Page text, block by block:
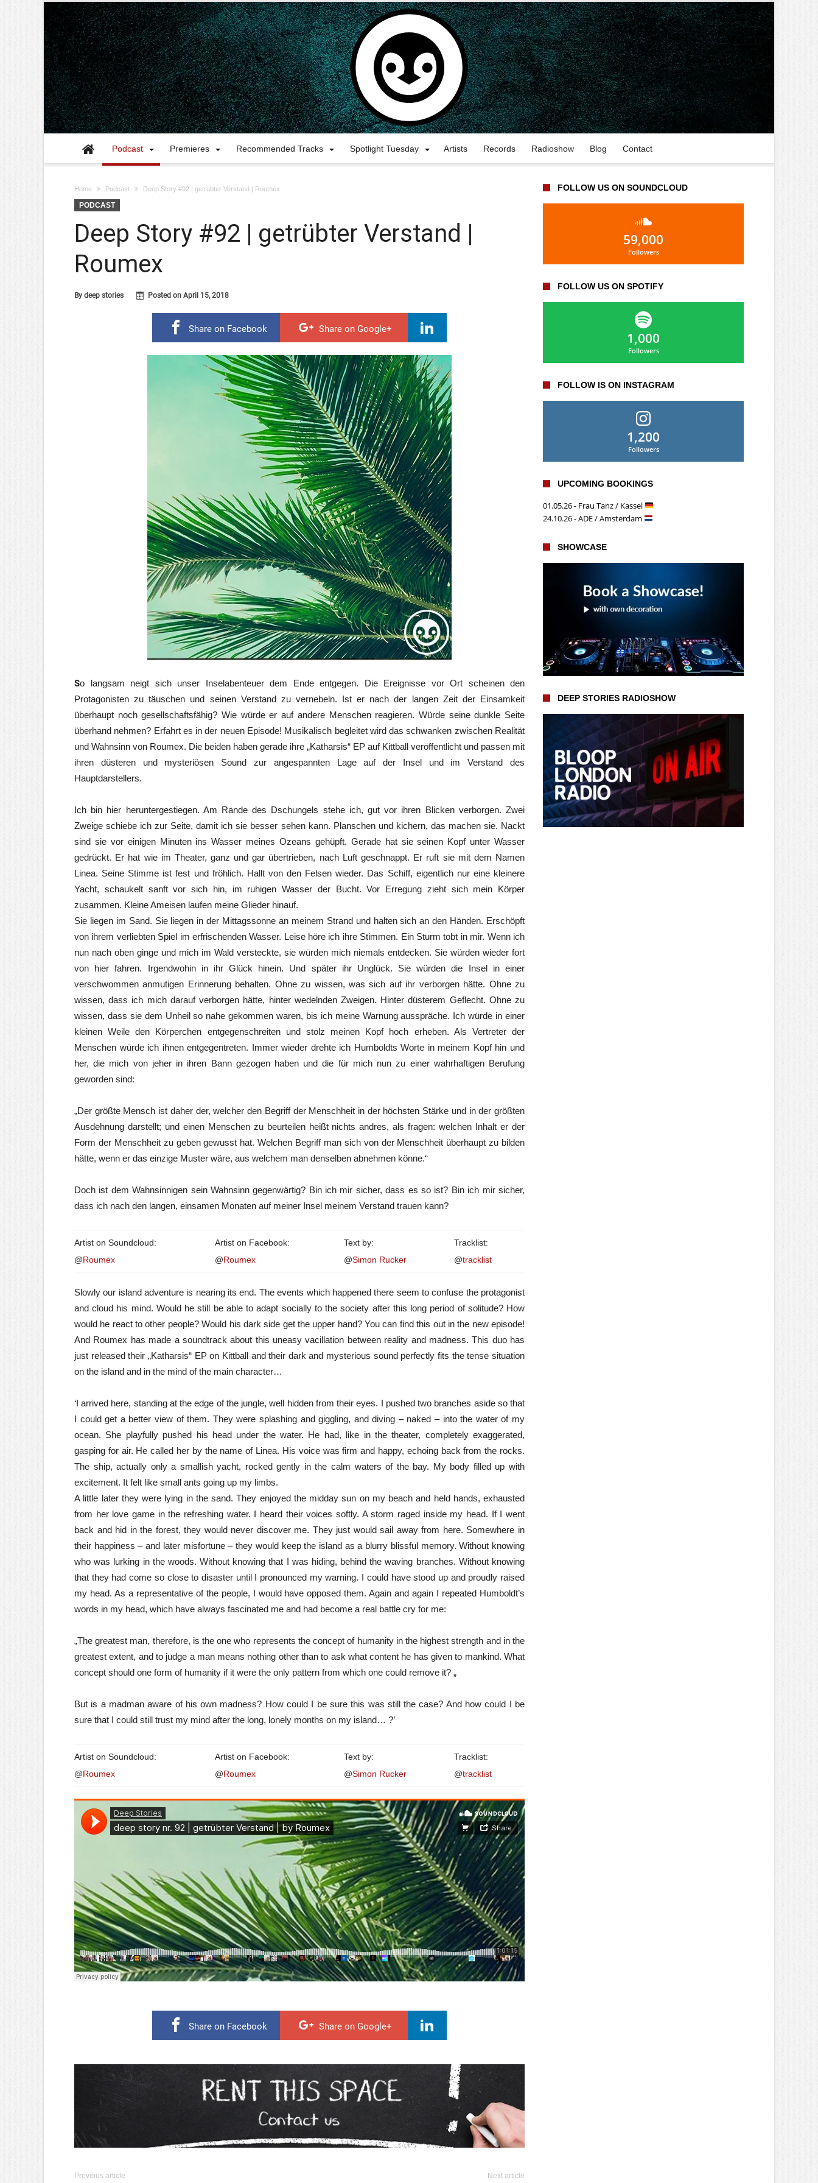
Podcast Premieres Recommended Tracks Spotlight Tuesday Artists Records Radioshow Blog Contact
Home Podcast Deep Story #92 | getrübter Verstand | Roumex
PODCAST
Deep Story #92 | getrübter Verstand |
Roumex
By deep stories Posted on April 15, 2018
Share on Facebook Share on Google+
So langsam neigt sich unser Inselabenteuer dem Ende entgegen. Die Ereignisse vor Ort scheinen den
Protagonisten zu täuschen und seinen Verstand zu vernebeln. Ist er nach der langen Zeit der Einsamkeit
überhaupt noch gesellschaftsfähig? Wie würde er auf andere Menschen reagieren. Würde seine dunkle Seite
überhand nehmen? Erfahrt es in der neuen Episode! Musikalisch begleitet wird das schwanken zwischen Realität
und Wahnsinn von Roumex. Die beiden haben gerade ihre „Katharsis“ EP auf Kittball veröffentlicht und passen mit
ihren düsteren und mysteriösen Sound zur angespannten Lage auf der Insel und im Verstand des
Hauptdarstellers.
Ich bin hier heruntergestiegen. Am Rande des Dschungels stehe ich, gut vor ihren Blicken verborgen. Zwei
Zweige schiebe ich zur Seite, damit ich sie besser sehen kann. Planschen und kichern, das machen sie. Nackt
sind sie vor einigen Minuten ins Wasser meines Ozeans gehüpft. Gerade hat sie seinen Kopf unter Wasser
gedrückt. Er hat wie im Theater, ganz und gar übertrieben, nach Luft geschnappt. Er ruft sie mit dem Namen
Linea. Seine Stimme ist fest und fröhlich. Hallt von den Felsen wieder. Das Schiff, eigentlich nur eine kleinere
Yacht, schaukelt sanft vor sich hin, im ruhigen Wasser der Bucht. Vor Erregung zieht sich mein Körper
zusammen. Kleine Ameisen laufen meine Glieder hinauf.
Sie liegen im Sand. Sie liegen in der Mittagssonne an meinem Strand und halten sich an den Händen. Erschöpft
von ihrem verliebten Spiel im erfrischenden Wasser. Leise höre ich ihre Stimmen. Ein Sturm tobt in mir. Wenn ich
nun nach oben ginge und mich im Wald versteckte, sie würden mich niemals entdecken. Sie würden wieder fort
von hier fahren. Irgendwohin in ihr Glück hinein. Und später ihr Unglück. Sie würden die Insel in einer
verschwommen anmutigen Erinnerung behalten. Ohne zu wissen, was sich auf ihr verborgen hätte. Ohne zu
wissen, dass ich mich darauf verborgen hätte, hinter wedelnden Zweigen. Hinter düsterem Geflecht. Ohne zu
wissen, dass sie dem Unheil so nahe gekommen waren, bis ich meine Warnung ausspräche. Ich würde in einer
kleinen Weile den Körperchen entgegenschreiten und stolz meinen Kopf hoch erheben. Als Vertreter der
Menschen würde ich ihnen entgegentreten. Immer wieder drehte ich Humboldts Worte in meinem Kopf hin und
her, die mich von jeher in ihren Bann gezogen haben und die für mich nun zu einer wahrhaftigen Berufung
geworden sind:
„Der größte Mensch ist daher der, welcher den Begriff der Menschheit in der höchsten Stärke und in der größten
Ausdehnung darstellt; und einen Menschen zu beurteilen heißt nichts andres, als fragen: welchen Inhalt er der
Form der Menschheit zu geben gewusst hat. Welchen Begriff man sich von der Menschheit überhaupt zu bilden
hätte, wenn er das einzige Muster wäre, aus welchem man denselben abnehmen könne.“
Doch ist dem Wahnsinnigen sein Wahnsinn gegenwärtig? Bin ich mir sicher, dass es so ist? Bin ich mir sicher,
dass ich nach den langen, einsamen Monaten auf meiner Insel meinem Verstand trauen kann?
Artist on Soundcloud:
@Roumex
Artist on Facebook:
@Roumex
Text by:
@Simon Rucker
Tracklist:
@tracklist
Slowly our island adventure is nearing its end. The events which happened there seem to confuse the protagonist
and cloud his mind. Would he still be able to adapt socially to the society after this long period of solitude? How
would he react to other people? Would his dark side get the upper hand? You can find this out in the new episode!
And Roumex has made a soundtrack about this uneasy vacillation between reality and madness. This duo has
just released their „Katharsis“ EP on Kittball and their dark and mysterious sound perfectly fits the tense situation
on the island and in the mind of the main character…
‘I arrived here, standing at the edge of the jungle, well hidden from their eyes. I pushed two branches aside so that
I could get a better view of them. They were splashing and giggling, and diving – naked – into the water of my
ocean. She playfully pushed his head under the water. He had, like in the theater, completely exaggerated,
gasping for air. He called her by the name of Linea. His voice was firm and happy, echoing back from the rocks.
The ship, actually only a smallish yacht, rocked gently in the calm waters of the bay. My body filled up with
excitement. It felt like small ants going up my limbs.
A little later they were lying in the sand. They enjoyed the midday sun on my beach and held hands, exhausted
from her love game in the refreshing water. I heard their voices softly. A storm raged inside my head. If I went
back and hid in the forest, they would never discover me. They just would sail away from here. Somewhere in
their happiness – and later misfortune – they would keep the island as a blurry blissful memory. Without knowing
who was lurking in the woods. Without knowing that I was hiding, behind the waving branches. Without knowing
that they had come so close to disaster until I pronounced my warning. I could have stood up and proudly raised
my head. As a representative of the people, I would have opposed them. Again and again I repeated Humboldt’s
words in my head, which have always fascinated me and had become a real battle cry for me:
„The greatest man, therefore, is the one who represents the concept of humanity in the highest strength and in the
greatest extent, and to judge a man means nothing other than to ask what content he has given to mankind. What
concept should one form of humanity if it were the only pattern from which one could remove it? „
But is a madman aware of his own madness? How could I be sure this was still the case? And how could I be
sure that I could still trust my mind after the long, lonely months on my island… ?’
Artist on Soundcloud:
@Roumex
Artist on Facebook:
@Roumex
Text by:
@Simon Rucker
Tracklist:
@tracklist
Share on Facebook Share on Google+
Previous article Next article
FOLLOW US ON SOUNDCLOUD
59,000
Followers
FOLLOW US ON SPOTIFY
1,000
Followers
FOLLOW IS ON INSTAGRAM
1,200
Followers
UPCOMING BOOKINGS
01.05.26 - Frau Tanz / Kassel
24.10.26 - ADE / Amsterdam
SHOWCASE
DEEP STORIES RADIOSHOW